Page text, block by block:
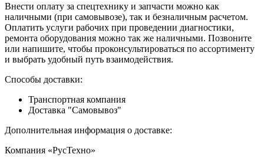
Внести оплату за спецтехнику и запчасти можно как
наличными (при самовывозе), так и безналичным расчетом.
Оплатить услуги рабочих при проведении диагностики,
ремонта оборудования можно так же наличными. Позвоните
или напишите, чтобы проконсультироваться по ассортименту
и выбрать удобный путь взаимодействия.
Способы доставки:
Транспортная компания
Доставка "Самовывоз"
Дополнительная информация о доставке:
Компания «РусТехно»